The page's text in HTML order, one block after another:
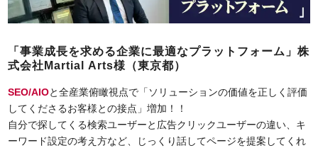
「事業成長を求める企業に最適なプラットフォーム」株
式会社Martial Arts様（東京都）
SEO/AIOと全産業俯瞰視点で「ソリューションの価値を正しく評価
してくださるお客様との接点」増加！！
自分で探してくる検索ユーザーと広告クリックユーザーの違い、キ
ーワード設定の考え方など、じっくり話してページを提案してくれ